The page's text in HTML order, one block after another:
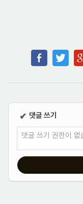
✔ 댓글 쓰기
댓글 쓰기 권한이